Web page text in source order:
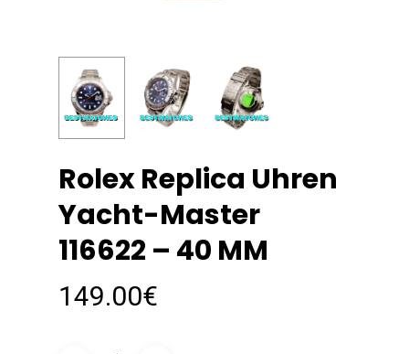
Rolex Replica Uhren
Yacht-Master
116622 – 40 MM
149.00€